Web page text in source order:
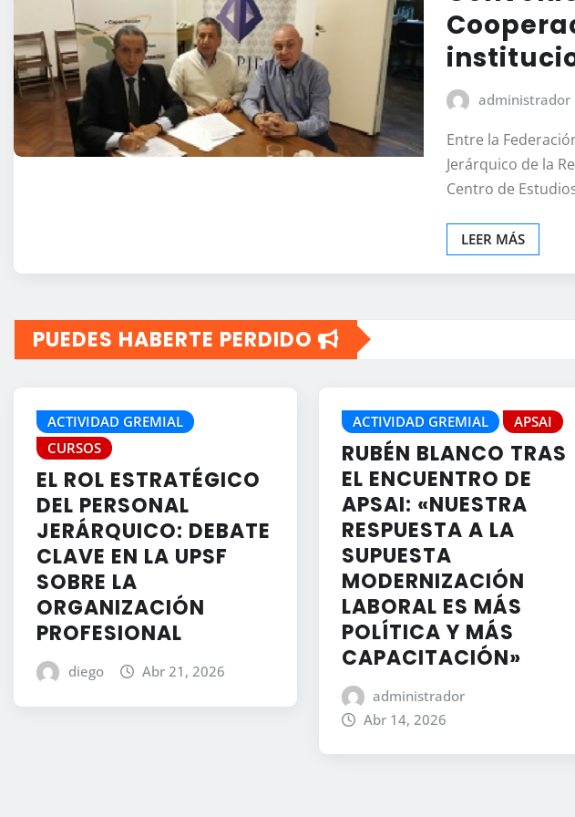
administrador
Entre la
Jerárquico de la
Centro de
LEER MÁS
PUEDES HABERTE PERDIDO
ACTIVIDAD GREMIAL
CURSOS
EL ROL ESTRATÉGICO
DEL PERSONAL
JERÁRQUICO: DEBATE
CLAVE EN LA UPSF
SOBRE LA
ORGANIZACIÓN
PROFESIONAL
diego Abr 21, 2026
ACTIVIDAD GREMIAL APSAI
RUBÉN BLANCO TRAS
EL ENCUENTRO DE
APSAI: «NUESTRA
RESPUESTA A LA
SUPUESTA
MODERNIZACIÓN
LABORAL ES MÁS
POLÍTICA Y MÁS
CAPACITACIÓN»
administrador
Abr 14, 2026